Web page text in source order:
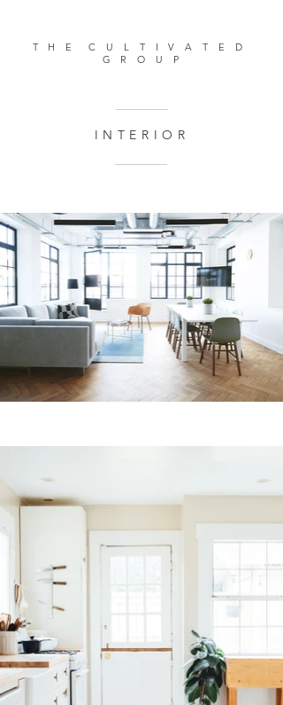
T H E C U L T I V A T E D
G R O U P
INTERIOR